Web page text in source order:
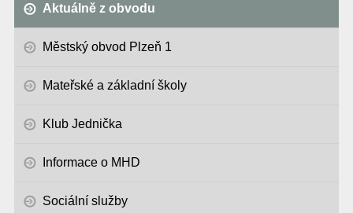
Aktuálně z obvodu
Městský obvod Plzeň 1
Mateřské a základní školy
Klub Jednička
Informace o MHD
Sociální služby